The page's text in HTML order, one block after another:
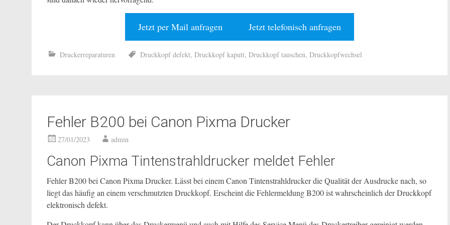
Jetzt per Mail anfragen Jetzt telefonisch anfragen
Druckerreparaturen Druckkopf defekt, Druckkopf kaputt, Druckkopf tauschen, Druckkopfwechsel
Fehler B200 bei Canon Pixma Drucker
27/01/2023 admin
Canon Pixma Tintenstrahldrucker meldet Fehler
Fehler B200 bei Canon Pixma Drucker. Lässt bei einem Canon Tintenstrahldrucker die Qualität der Ausdrucke nach, so
liegt das häufig an einem verschmutzten Druckkopf. Erscheint die Fehlermeldung B200 ist wahrscheinlich der Druckkopf
elektronisch defekt.